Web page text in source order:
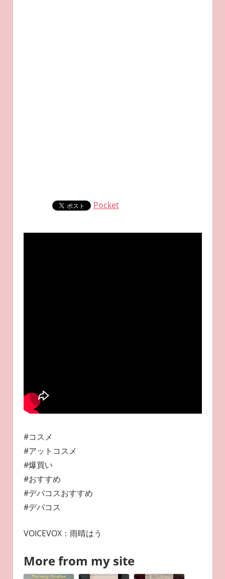
Pocket
#コスメ
#アットコスメ
#爆買い
#おすすめ
#デパコスおすすめ
#デパコス
VOICEVOX：雨晴はう
More from my site